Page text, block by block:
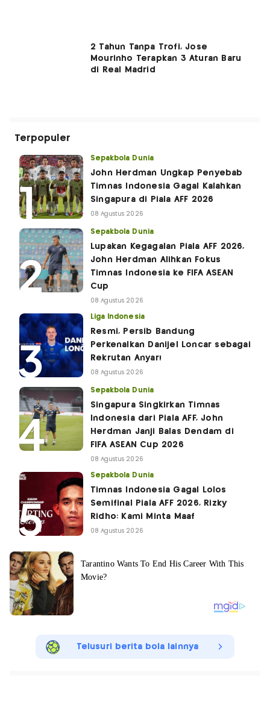
2 Tahun Tanpa Trofi, Jose
Mourinho Terapkan 3 Aturan Baru
di Real Madrid
Terpopuler
Sepakbola Dunia
John Herdman Ungkap Penyebab
Timnas Indonesia Gagal Kalahkan
Singapura di Piala AFF 2026
08 Agustus 2026
Sepakbola Dunia
Lupakan Kegagalan Piala AFF 2026,
John Herdman Alihkan Fokus
Timnas Indonesia ke FIFA ASEAN
Cup
08 Agustus 2026
Liga Indonesia
Resmi, Persib Bandung
Perkenalkan Danijel Loncar sebagai
Rekrutan Anyar!
08 Agustus 2026
Sepakbola Dunia
Singapura Singkirkan Timnas
Indonesia dari Piala AFF, John
Herdman Janji Balas Dendam di
FIFA ASEAN Cup 2026
08 Agustus 2026
Sepakbola Dunia
Timnas Indonesia Gagal Lolos
Semifinal Piala AFF 2026, Rizky
Ridho: Kami Minta Maaf
08 Agustus 2026
Telusuri berita bola lainnya